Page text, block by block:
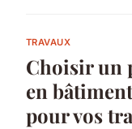
TRAVAUX
Choisir un
en
pour vos